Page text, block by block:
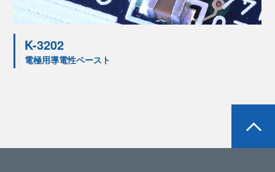
K-3202
電極用導電性ペースト